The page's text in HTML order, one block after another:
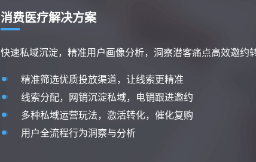
财税行业解决方案
客户资源精细化管理运营，降低获客成本，提升转化效果
营销推广渠道统一管理，降低投放获客成本
财税客户资源高效分配和管理，提升销售转化效率
覆盖引流、咨询、客户线索全周期一站式管理，效率飙
全业务流程数据闭环，高效优化业务